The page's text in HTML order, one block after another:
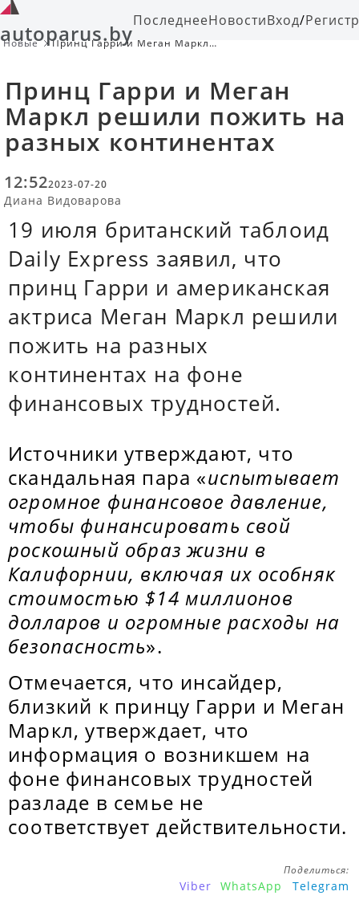
autoparus.byПоследнееНовостиВход/
Новые
Принц Гарри и Меган Маркл
Принц Гарри и Меган
Маркл решили пожить на
разных континентах
12:522023-07-20
Диана Видоварова
19 июля британский таблоид
Daily Express заявил, что
принц Гарри и американская
актриса Меган Маркл решили
пожить на разных
континентах на фоне
финансовых трудностей.
Источники утверждают, что
скандальная пара «испытывает
огромное финансовое давление,
чтобы финансировать свой
роскошный образ жизни в
Калифорнии, включая их особняк
стоимостью $14 миллионов
долларов и огромные расходы на
безопасность».
Отмечается, что инсайдер,
близкий к принцу Гарри и Меган
Маркл, утверждает, что
информация о возникшем на
фоне финансовых трудностей
разладе в семье не
соответствует действительности.
Поделиться:
Viber WhatsApp Telegram